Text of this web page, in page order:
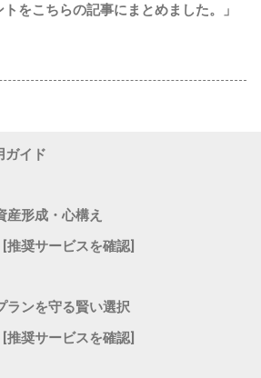
をこちらの記事にまとめました。」
ガイド
産形成・心構え
[推奨サービスを確認]
ランを守る賢い選択
[推奨サービスを確認]